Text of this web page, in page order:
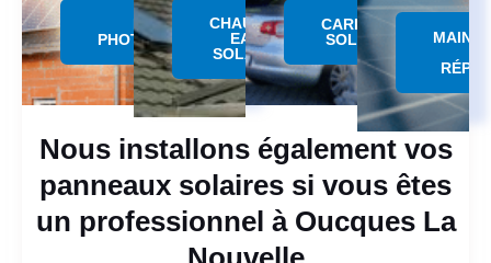
PANNEAU
PHOTOVOLTAÏQUE
CHAUFFE
EAU
SOLAIRE
CARPORT
SOLAIRE
Nous installons également vos
panneaux solaires si vous êtes
un professionnel à Oucques La